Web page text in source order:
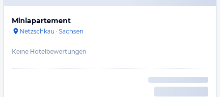
Miniapartement
Netzschkau · Sachsen
Keine Hotelbewertungen